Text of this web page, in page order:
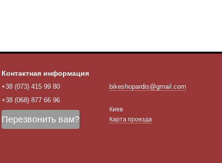
Контактная информация
+38 (073) 415 99 80
+38 (068) 877 66 96
Перезвонить вам?
bikeshopardis@gmail.com
Киев
Карта проезда